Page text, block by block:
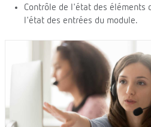
Contrôle de l'état des
l'état des entrées du module.